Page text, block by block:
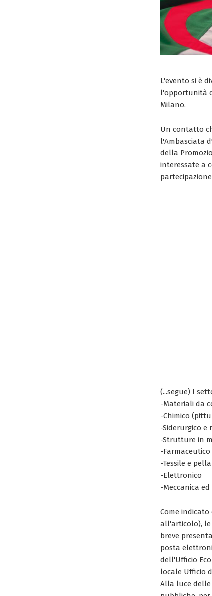
L'evento si è
l'opportunità
Milano.
Un contatto
l'Ambasciata
della
interessate a
(...segue) I
-Materiali da
-Chimico
-Siderurgico e
-Strutture in
-Farmaceutico
-Tessile e
-Elettronico
-Meccanica
Come
all'articolo), le
breve
posta
dell'Ufficio
locale Ufficio
Alla luce